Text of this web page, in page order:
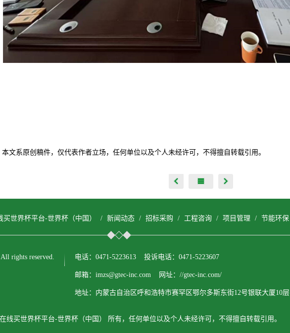
本文系原创稿件，仅代表作者立场，任何单位以及个人未经许可，不得擅自转载引用。
买世界杯平台-世界杯（中国） / 新闻动态 / 招标采购 / 工程咨询 / 项目管理 / 节能环保
rights reserved. 电话：0471-5223613 投诉电话：0471-5223607
邮箱：imzs@gtec-inc.com 网址：//gtec-inc.com/
地址：内蒙古自治区呼和浩特市赛罕区鄂尔多斯东街12号银联大厦10层
线买世界杯平台-世界杯（中国） 所有，任何单位以及个人未经许可，不得擅自转载引用。